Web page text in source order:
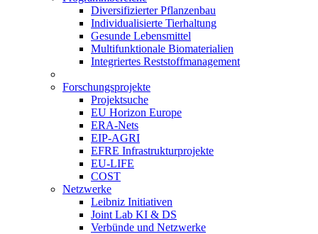
Diversifizierter Pflanzenbau
Individualisierte Tierhaltung
Gesunde Lebensmittel
Multifunktionale Biomaterialien
Integriertes Reststoffmanagement
Forschungsprojekte
Projektsuche
EU Horizon Europe
ERA-Nets
EIP-AGRI
EFRE Infrastrukturprojekte
EU-LIFE
COST
Netzwerke
Leibniz Initiativen
Joint Lab KI & DS
Verbünde und Netzwerke